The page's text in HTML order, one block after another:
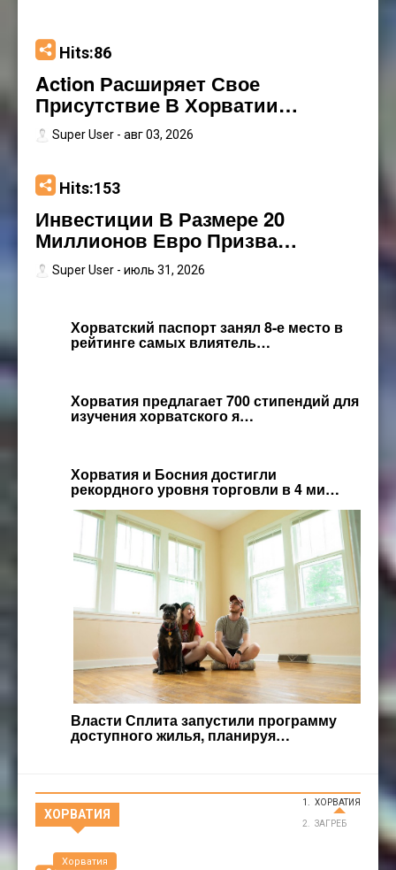
Hits:86
Action Расширяет Свое
Присутствие В Хорватии…
Super User - авг 03, 2026
Hits:153
Инвестиции В Размере 20
Миллионов Евро Призва…
Super User - июль 31, 2026
Хорватский паспорт занял 8-е место в
рейтинге самых влиятель…
Хорватия предлагает 700 стипендий для
изучения хорватского я…
Хорватия и Босния достигли
рекордного уровня торговли в 4 ми…
Власти Сплита запустили программу
доступного жилья, планируя…
ХОРВАТИЯ
ХОРВАТИЯ
ЗАГРЕБ
Хорватия